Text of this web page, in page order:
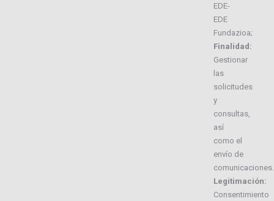
EDE-
EDE
Fundazioa;
Finalidad:
Gestionar
las
solicitudes
y
consultas,
así
como el
envío de
Legitimación:
Consentimiento